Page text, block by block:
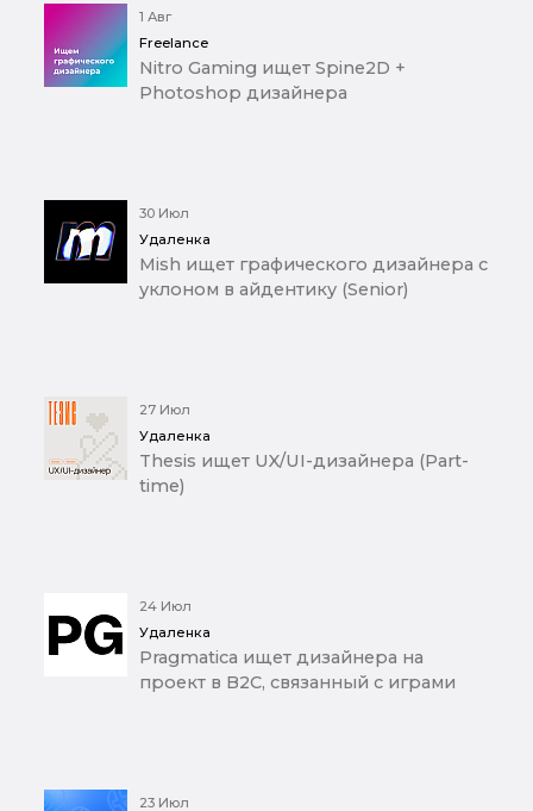
1 Авг
Freelance
Nitro Gaming ищет Spine2D +
Photoshop дизайнера
30 Июл
Удаленка
Mish ищет графического дизайнера с
уклоном в айдентику (Senior)
27 Июл
Удаленка
Thesis ищет UX/UI-дизайнера (Part-
time)
24 Июл
Удаленка
Pragmatica ищет дизайнера на
проект в B2C, связанный с играми
23 Июл